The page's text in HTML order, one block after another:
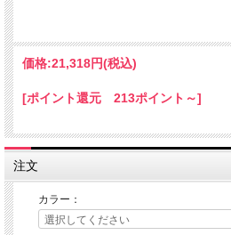
価格:21,318円(税込)
[ポイント還元 213ポイント～]
注文
カラー：